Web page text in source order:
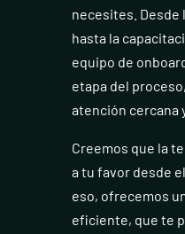
necesites. Desde
hasta la
equipo de
etapa del
atención cercana
Creemos que la
a tu favor desde
eso, ofrecemos
eficiente, que te